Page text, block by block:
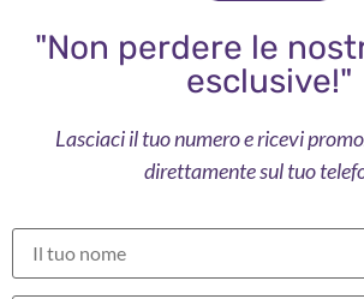
"Non perdere le
esclusive!"
Lasciaci il tuo numero e ricevi
direttamente sul tuo